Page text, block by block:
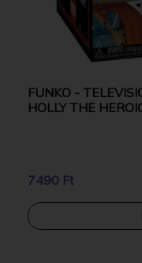
FUNKO -
HOLLY THE
7490 Ft